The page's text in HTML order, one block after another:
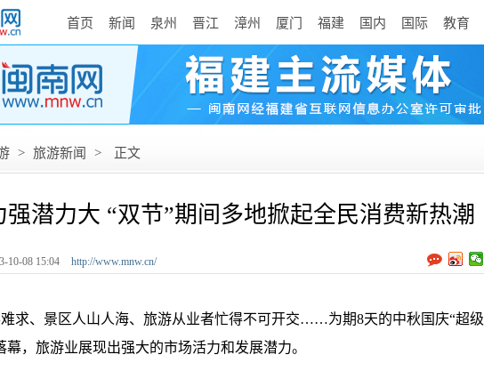
首页 新闻 泉州 晋江 漳州 厦门 福建 国内 国际 教育
> 旅游新闻 > 正文
强潜力大 “双节”期间多地掀起全民消费新热潮
10-08 15:04 http://www.mnw.cn/
、景区人山人海、旅游从业者忙得不可开交……为期8天的中秋国庆“超级
幕，旅游业展现出强大的市场活力和发展潜力。